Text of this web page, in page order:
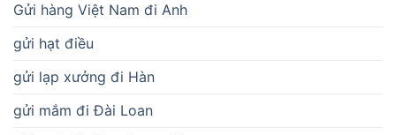
Gửi hàng Việt Nam đi Anh
gửi hạt điều
gửi lạp xưởng đi Hàn
gửi mắm đi Đài Loan